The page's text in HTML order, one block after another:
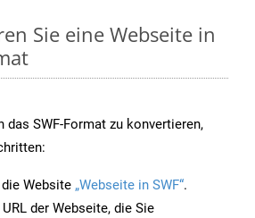
Sie eine Webseite in
das SWF-Format zu konvertieren,
Website „Webseite in SWF“.
der Webseite, die Sie